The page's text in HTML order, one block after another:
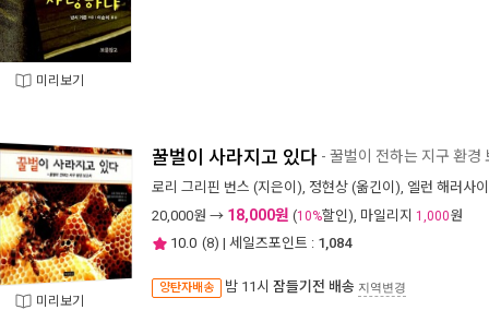
미리보기
미리보기
꿀벌이 사라지고 있다 - 꿀벌이 전하는 지구 환경
로리 그리핀 번스 (지은이), 정현상 (옮긴이), 엘런 해러사
20,000원 → 18,000원 (10%할인), 마일리지 1,000원
10.0 (8) | 세일즈포인트 : 1,084
양탄자배송 밤 11시 잠들기전 배송 지역변경